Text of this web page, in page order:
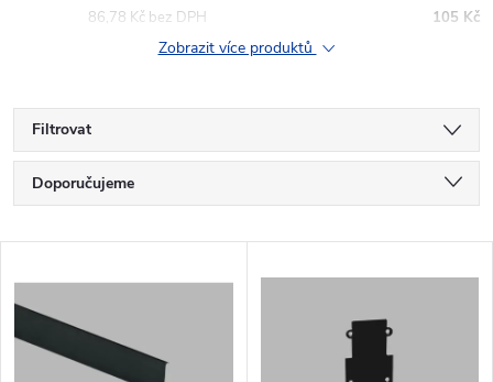
105 Kč
86,78 Kč bez DPH
Zobrazit více produktů
Filtrovat
Ř
a
z
e
Doporučujeme
Nejprodávanější
Abecedně
V
ý